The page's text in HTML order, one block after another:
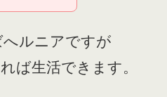
ルニアですが
ば生活できます。